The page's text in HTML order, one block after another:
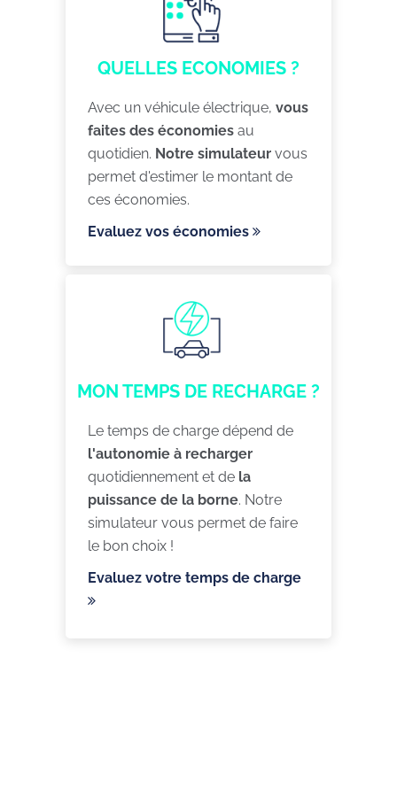
QUELLES ECONOMIES ?
Avec un véhicule électrique, vous
faites des économies au
quotidien. Notre simulateur vous
permet d'estimer le montant de
ces économies.
Evaluez vos économies
MON TEMPS DE RECHARGE ?
Le temps de charge dépend de
l'autonomie à recharger
quotidiennement et de la
puissance de la borne. Notre
simulateur vous permet de faire
le bon choix !
Evaluez votre temps de charge